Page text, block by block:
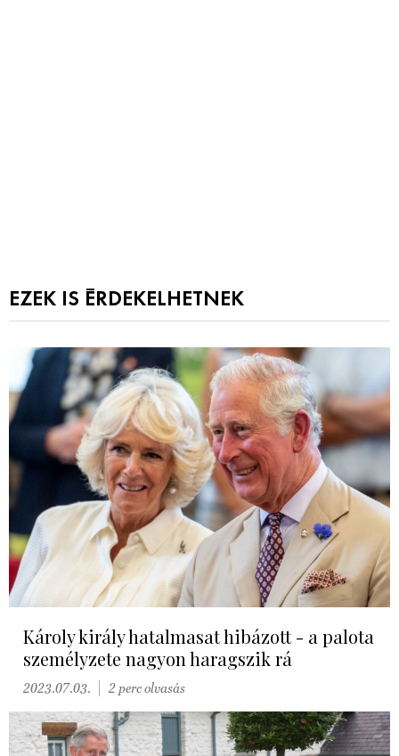
EZEK IS ÉRDEKELHETNEK
Károly király hatalmasat hibázott - a palota
személyzete nagyon haragszik rá
2023.07.03. 2 perc olvasás